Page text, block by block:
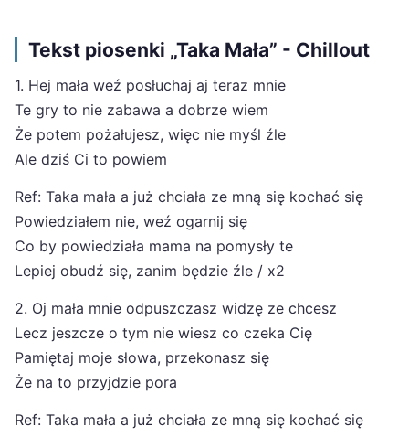
Tekst piosenki „Taka Mała” - Chillout
1. Hej mała weź posłuchaj aj teraz mnie
Te gry to nie zabawa a dobrze wiem
Że potem pożałujesz, więc nie myśl źle
Ale dziś Ci to powiem
Ref: Taka mała a już chciała ze mną się kochać się
Powiedziałem nie, weź ogarnij się
Co by powiedziała mama na pomysły te
Lepiej obudź się, zanim będzie źle / x2
2. Oj mała mnie odpuszczasz widzę ze chcesz
Lecz jeszcze o tym nie wiesz co czeka Cię
Pamiętaj moje słowa, przekonasz się
Że na to przyjdzie pora
Ref: Taka mała a już chciała ze mną się kochać się